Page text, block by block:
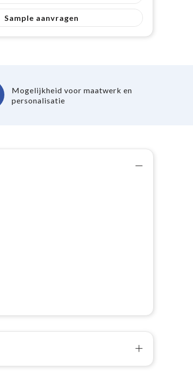
Sample aanvragen
Mogelijkheid voor maatwerk en
personalisatie